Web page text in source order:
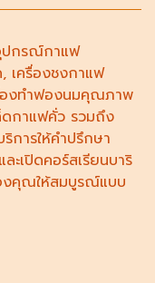
ปกรณ์กาแฟ
, เครื่องชงกาแฟ
องทำฟองนมคุณภาพ
ดกาแฟคั่ว รวมถึง
การให้คำปรึกษา
และเปิดคอร์สเรียนบาริ
งคุณให้สมบูรณ์แบบ